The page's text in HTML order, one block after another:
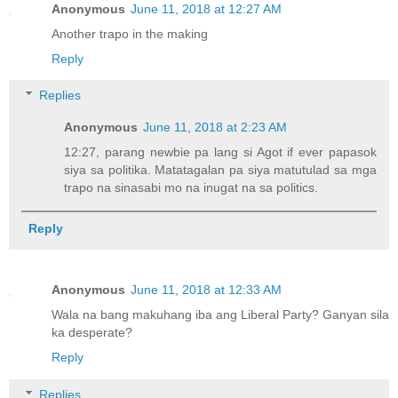
Anonymous June 11, 2018 at 12:27 AM
Another trapo in the making
Reply
Replies
Anonymous June 11, 2018 at 2:23 AM
12:27, parang newbie pa lang si Agot if ever papasok
siya sa politika. Matatagalan pa siya matutulad sa mga
trapo na sinasabi mo na inugat na sa politics.
Reply
Anonymous June 11, 2018 at 12:33 AM
Wala na bang makuhang iba ang Liberal Party? Ganyan sila
ka desperate?
Reply
Replies